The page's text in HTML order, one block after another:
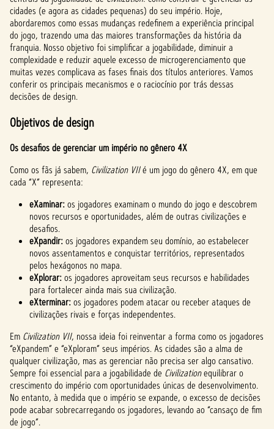
cidades (e agora as cidades pequenas) do seu império. Hoje,
abordaremos como essas mudanças redefinem a experiência principal
do jogo, trazendo uma das maiores transformações da história da
franquia. Nosso objetivo foi simplificar a jogabilidade, diminuir a
complexidade e reduzir aquele excesso de microgerenciamento que
muitas vezes complicava as fases finais dos títulos anteriores. Vamos
conferir os principais mecanismos e o raciocínio por trás dessas
decisões de design.
Objetivos de design
Os desafios de gerenciar um império no gênero 4X
Como os fãs já sabem, Civilization VIIé um jogo do gênero 4X, em que
cada “X” representa:
eXaminar:os jogadores examinam o mundo do jogo e descobrem
novos recursos e oportunidades, além de outras civilizações e
desafios.
eXpandir:os jogadores expandem seu domínio, ao estabelecer
novos assentamentos e conquistar territórios, representados
pelos hexágonos no mapa.
eXplorar:os jogadores aproveitam seus recursos e habilidades
para fortalecer ainda mais sua civilização.
eXterminar:os jogadores podem atacar ou receber ataques de
civilizações rivais e forças independentes.
Em Civilization VII, nossa ideia foi reinventar a forma como os jogadores
“eXpandem” e “eXploram” seus impérios. As cidades são a alma de
qualquer civilização, mas as gerenciar não precisa ser algo cansativo.
Sempre foi essencial para a jogabilidade de Civilizationequilibrar o
crescimento do império com oportunidades únicas de desenvolvimento.
No entanto, à medida que o império se expande, o excesso de decisões
pode acabar sobrecarregando os jogadores, levando ao “cansaço de fim
de jogo”.